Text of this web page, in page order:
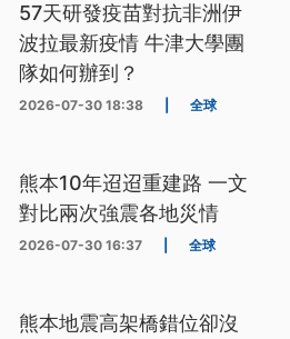
57天研發疫苗對抗非洲伊
波拉最新疫情 牛津大學團
隊如何辦到？
2026-07-30 18:38 全球
熊本10年迢迢重建路 一文
對比兩次強震各地災情
2026-07-30 16:37 全球
熊本地震高架橋錯位卻沒